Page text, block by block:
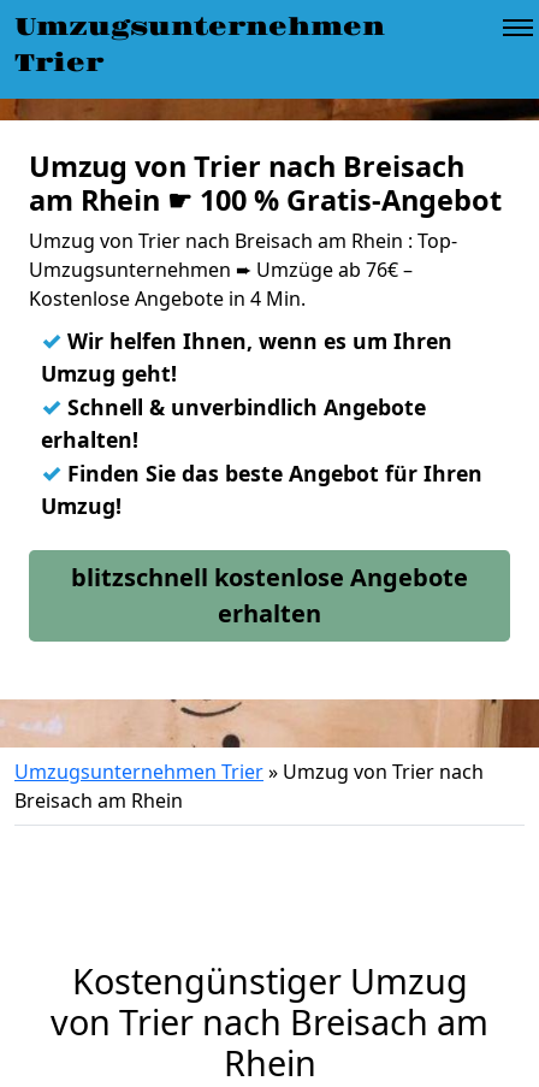
Umzugsunternehmen
Trier
Umzug von Trier nach Breisach
am Rhein ☛ 100 % Gratis-Angebot
Umzug von Trier nach Breisach am Rhein : Top-
Umzugsunternehmen ➨ Umzüge ab 76€ –
Kostenlose Angebote in 4 Min.
✓ Wir helfen Ihnen, wenn es um Ihren
Umzug geht!
✓ Schnell & unverbindlich Angebote
erhalten!
✓ Finden Sie das beste Angebot für Ihren
Umzug!
blitzschnell kostenlose Angebote
erhalten
Umzugsunternehmen Trier» Umzug von Trier nach
Breisach am Rhein
Kostengünstiger Umzug
von Trier nach Breisach am
Rhein